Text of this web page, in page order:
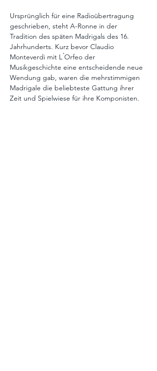
Ursprünglich für eine Radioübertragung
geschrieben, steht A-Ronne in der
Tradition des späten Madrigals des 16.
Jahrhunderts. Kurz bevor Claudio
Monteverdi mit L ́Orfeo der
Musikgeschichte eine entscheidende neue
Wendung gab, waren die mehrstimmigen
Madrigale die beliebteste Gattung ihrer
Zeit und Spielwiese für ihre Komponisten.